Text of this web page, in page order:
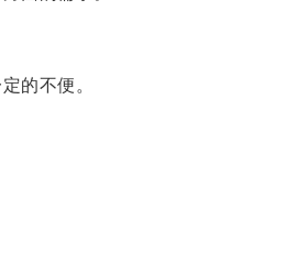
的不便。